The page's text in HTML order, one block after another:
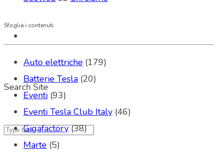
Search Site
Sfoglia i contenuti
Auto elettriche (179)
Batterie Tesla (20)
Eventi (93)
Eventi Tesla Club Italy (46)
Gigafactory(38)
Marte (5)